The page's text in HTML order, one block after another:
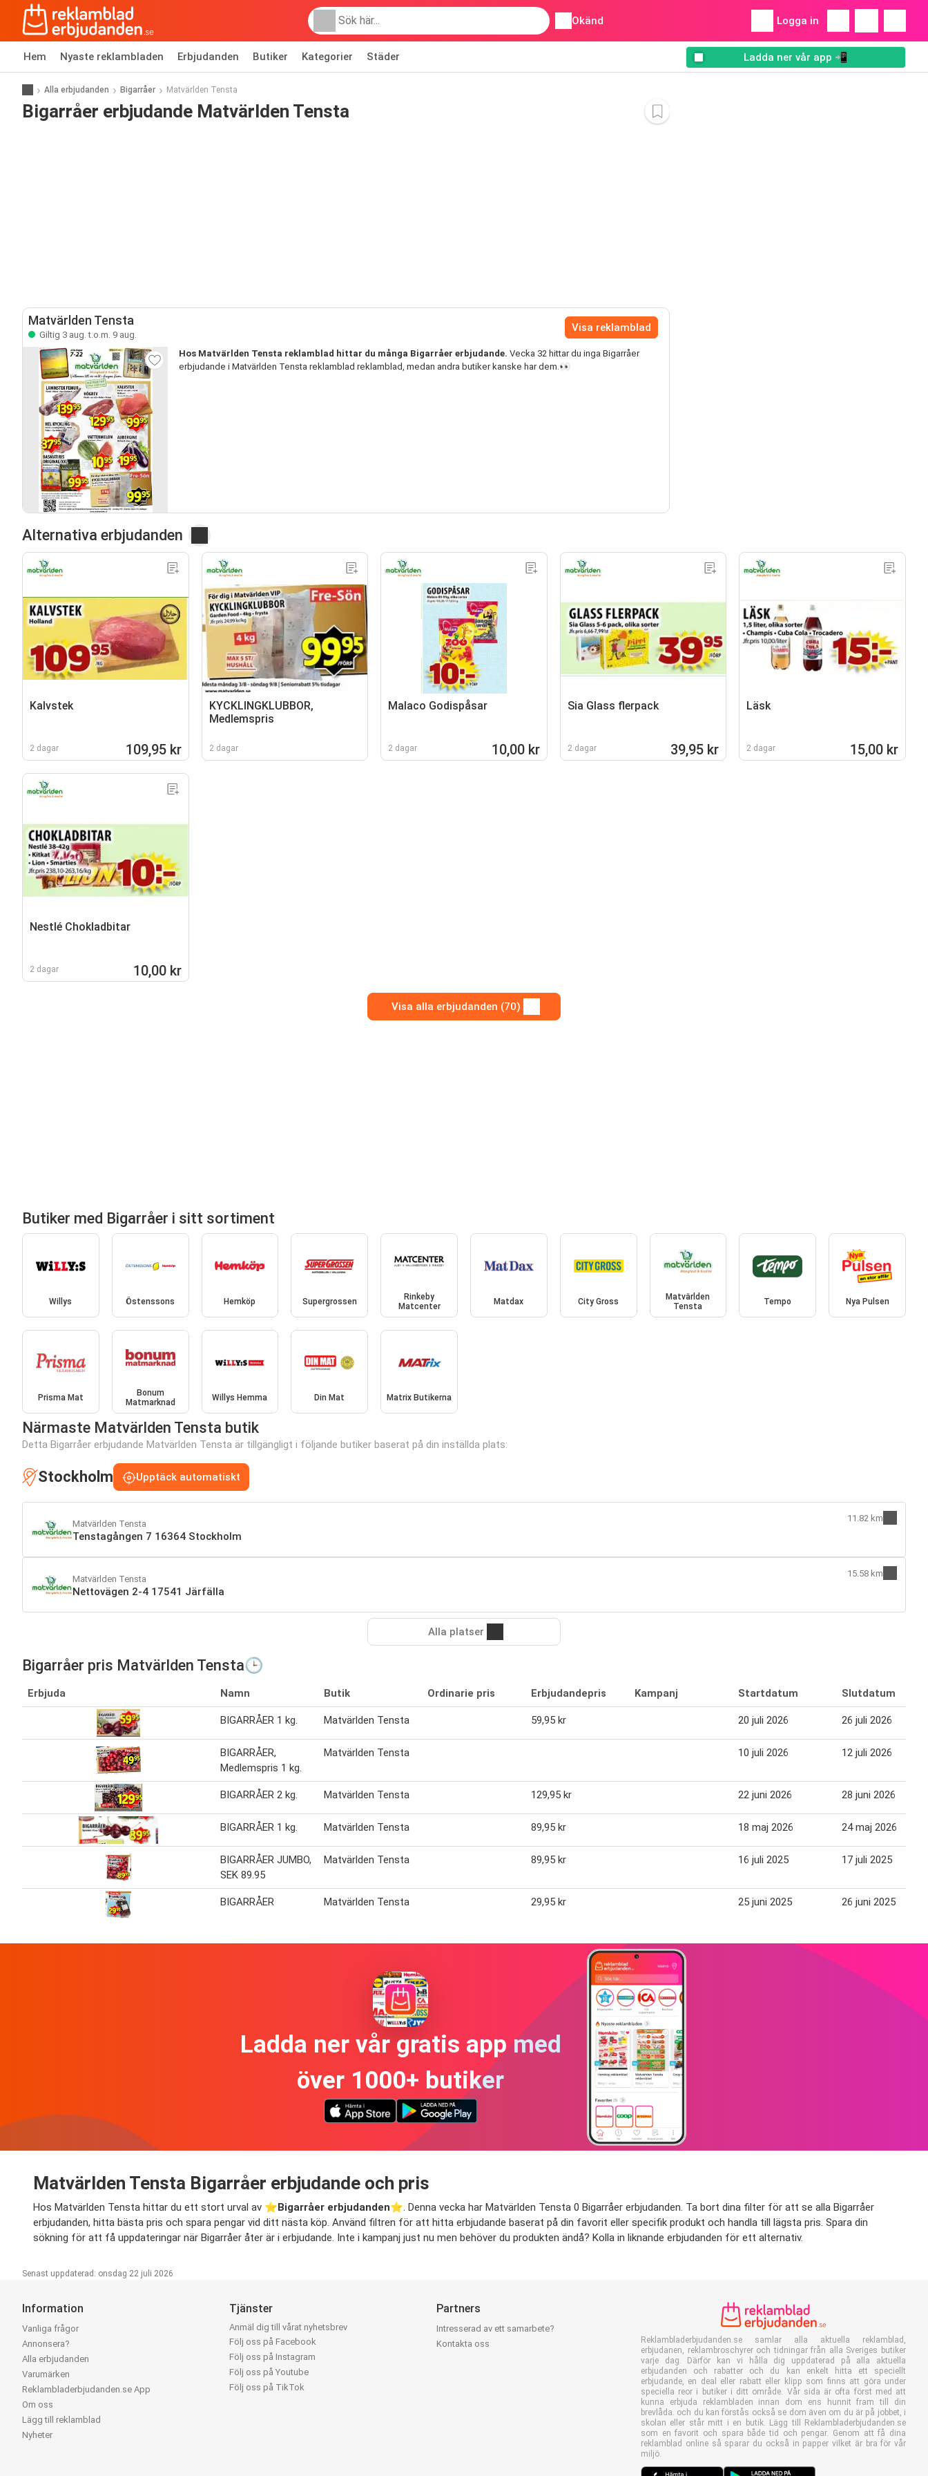
Okänd Logga in
Hem Nyaste reklambladen Erbjudanden Butiker Kategorier Städer Ladda ner vår app 📲
Alla erbjudanden Bigarråer Matvärlden Tensta
Bigarråer erbjudande Matvärlden Tensta
Matvärlden Tensta
Giltig 3 aug. t.o.m. 9 aug.
Visa reklamblad
Hos Matvärlden Tensta reklamblad hittar du många Bigarråer erbjudande. Vecka 32 hittar du inga Bigarråer
erbjudande i Matvärlden Tensta reklamblad reklamblad, medan andra butiker kanske har dem.👀
Alternativa erbjudanden
Kalvstek
2 dagar 109,95 kr
KYCKLINGKLUBBOR,
Medlemspris
2 dagar
Malaco Godispåsar
2 dagar 10,00 kr
Sia Glass flerpack
2 dagar 39,95 kr
Läsk
2 dagar 15,00 kr
Nestlé Chokladbitar
2 dagar 10,00 kr
Visa alla erbjudanden (70)
Butiker med Bigarråer i sitt sortiment
Willys Östenssons Hemköp Supergrossen
Rinkeby
Matcenter
Matdax City Gross
Matvärlden
Tensta
Tempo Nya Pulsen
Prisma Mat
Bonum
Matmarknad
Willys Hemma Din Mat Matrix Butikerna
Närmaste Matvärlden Tensta butik
Detta Bigarråer erbjudande Matvärlden Tensta är tillgängligt i följande butiker baserat på din inställda plats:
Stockholm Upptäck automatiskt
Matvärlden Tensta
Tenstagången 7 16364 Stockholm
11.82 km
Matvärlden Tensta
Nettovägen 2-4 17541 Järfälla
15.58 km
Alla platser
Bigarråer pris Matvärlden Tensta🕒
Erbjuda Namn Butik Ordinarie pris Erbjudandepris Kampanj Startdatum Slutdatum
BIGARRÅER 1 kg. Matvärlden Tensta 59,95 kr 20 juli 2026 26 juli 2026
BIGARRÅER,
Medlemspris 1 kg.
Matvärlden Tensta 10 juli 2026 12 juli 2026
BIGARRÅER 2 kg. Matvärlden Tensta 129,95 kr 22 juni 2026 28 juni 2026
BIGARRÅER 1 kg. Matvärlden Tensta 89,95 kr 18 maj 2026 24 maj 2026
BIGARRÅER JUMBO,
SEK 89.95
Matvärlden Tensta 89,95 kr 16 juli 2025 17 juli 2025
BIGARRÅER Matvärlden Tensta 29,95 kr 25 juni 2025 26 juni 2025
Ladda ner vår gratis app med
över 1000+ butiker
Matvärlden Tensta Bigarråer erbjudande och pris
Hos Matvärlden Tensta hittar du ett stort urval av ⭐️Bigarråer erbjudanden⭐️. Denna vecka har Matvärlden Tensta 0 Bigarråer erbjudanden. Ta bort dina filter för att se alla Bigarråer
erbjudanden, hitta bästa pris och spara pengar vid ditt nästa köp. Använd filtren för att hitta erbjudande baserat på din favorit eller specifik produkt och handla till lägsta pris. Spara din
sökning för att få uppdateringar när Bigarråer åter är i erbjudande. Inte i kampanj just nu men behöver du produkten ändå? Kolla in liknande erbjudanden för ett alternativ.
Senast uppdaterad: onsdag 22 juli 2026
Information
Vanliga frågor
Annonsera?
Alla erbjudanden
Varumärken
Reklambladerbjudanden.se App
Om oss
Lägg till reklamblad
Nyheter
Tjänster
Anmäl dig till vårat nyhetsbrev
Följ oss på Facebook
Följ oss på Instagram
Följ oss på Youtube
Följ oss på TikTok
Partners
Intresserad av ett samarbete?
Kontakta oss
Reklambladerbjudanden.se samlar alla aktuella reklamblad,
erbjudanen, reklambroschyrer och tidningar från alla Sveriges butiker
varje dag. Därför kan vi hålla dig uppdaterad på alla aktuella
erbjudanden och rabatter och du kan enkelt hitta ett speciellt
erbjudande, en deal eller rabatt eller klipp som finns att göra under
speciella reor i butiker i ditt område. Vår sida är ofta först med att
kunna erbjuda reklambladen innan dom ens hunnit fram till din
brevlåda. och du kan förstås också se dom även om du är på jobbet, i
skolan eller står mitt i en butik. Lägg till Reklambladerbjudanden.se
som en favorit och spara både tid och pengar. Genom att få dina
reklamblad online så sparar du också in papper vilket är bra för vår
miljö.